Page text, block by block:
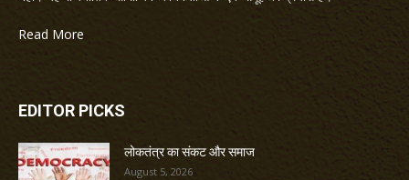
Read More
EDITOR PICKS
लोकतंत्र का संकट और समाज
August 5, 2026